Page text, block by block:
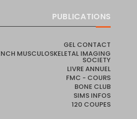
PUBLICATIONS
GEL CONTACT
MUSCULOSKELETAL IMAGING
SOCIETY
LIVRE ANNUEL
FMC - COURS
BONE CLUB
SIMS INFOS
120 COUPES